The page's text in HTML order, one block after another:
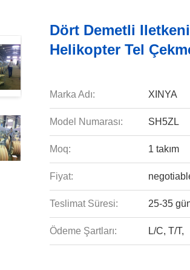
Dört Demetli
Helikopter Tel
Marka Adı: XINYA
Model Numarası: SH5ZL
Moq: 1 takım
Fiyat:
Teslimat Süresi: 25-35
Ödeme Şartları: L/C, T/T,